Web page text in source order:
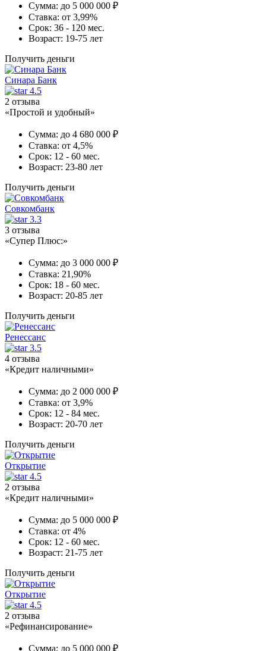
Сумма: до 5 000 000 ₽
Ставка: от 3,99%
Срок: 36 - 120 мес.
Возраст: 19-75 лет
Получить деньги
Синара Банк
4.5
2 отзыва
«Простой и удобный»
Сумма: до 4 680 000 ₽
Ставка: от 4,5%
Срок: 12 - 60 мес.
Возраст: 23-80 лет
Получить деньги
Совкомбанк
3.3
3 отзыва
«Супер Плюс:»
Сумма: до 3 000 000 ₽
Ставка: 21,90%
Срок: 18 - 60 мес.
Возраст: 20-85 лет
Получить деньги
Ренессанс
3.5
4 отзыва
«Кредит наличными»
Сумма: до 2 000 000 ₽
Ставка: от 3,9%
Срок: 12 - 84 мес.
Возраст: 20-70 лет
Получить деньги
Открытие
4.5
2 отзыва
«Кредит наличными»
Сумма: до 5 000 000 ₽
Ставка: от 4%
Срок: 12 - 60 мес.
Возраст: 21-75 лет
Получить деньги
Открытие
4.5
2 отзыва
«Рефинансирование»
Сумма: до 5 000 000 ₽